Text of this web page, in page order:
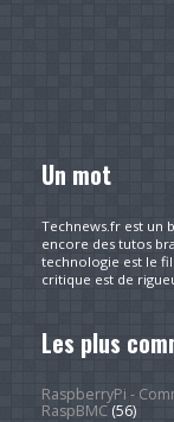
Un mot
Technews.fr est un
encore des tutos
technologie est le
critique est de
Les plus
RaspberryPi -
RaspBMC(56)